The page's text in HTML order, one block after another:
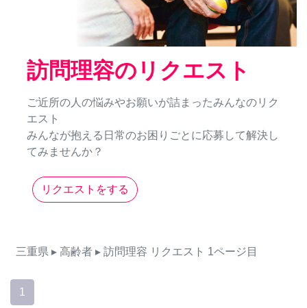
訪問理容のリクエスト
ご近所の人の悩みやお願いが詰まったみんなのリク
エスト
みんなが抱える日常のお困りごとに応募して解決し
てみませんか？
リクエストをする
三重県 ▸ 高齢者 ▸ 訪問理容 リクエスト 1ページ目
1